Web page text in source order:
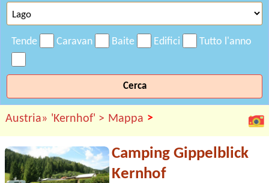
Tende Caravan Baite Edifici Tutto l'anno
Cerca
Austria» 'Kernhof' > Mappa >
Camping Gippelblick
Kernhof